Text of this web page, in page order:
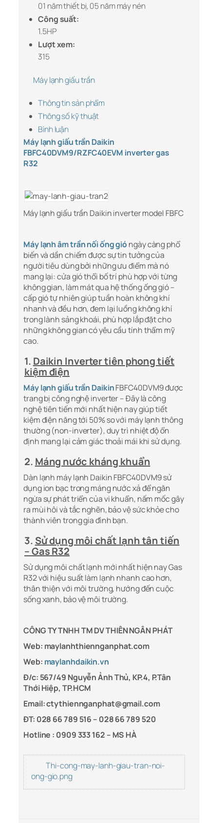
01 năm thiết bị, 05 năm máy nén
Công suất:
1.5HP
Lượt xem:
315
Máy lạnh giấu trần
Thông tin sản phẩm
Thông số kỹ thuật
Bình luận
Máy lạnh giấu trần Daikin
FBFC40DVM9/RZFC40EVM inverter gas
R32
Máy lạnh giấu trần Daikin inverter model FBFC
Máy lạnh âm trần nối ống gióngày càng phổ
biến và dần chiếm được sự tin tưởng của
người tiêu dùng bởi những ưu điểm mà nó
mang lại: cửa gió thổi bố trí phù hợp với từng
không gian, làm mát qua hệ thống ống gió –
cấp gió tự nhiên giúp tuần hoàn không khí
nhanh và đều hơn, đem lại luồng không khí
trong lành sảng khoái, phù hợp lắp đặt cho
những không gian có yêu cầu tính thẩm mỹ
cao.
1. Daikin Inverter tiên phong tiết
kiệm điện
Máy lạnh giấu trần DaikinFBFC40DVM9 được
trang bị công nghệ inverter – Đây là công
nghệ tiên tiến mới nhất hiện nay giúp tiết
kiệm điện năng tới 50% so với máy lạnh thông
thường (non-inverter), duy trì nhiệt độ ổn
định mang lại cảm giác thoải mái khi sử dụng.
2. Máng nước kháng khuẩn
Dàn lạnh máy lạnh Daikin FBFC40DVM9 sử
dụng ion bạc trong máng nước xả để ngăn
ngừa sự phát triển của vi khuẩn, nấm mốc gây
ra mùi hôi và tắc nghẽn, bảo vệ sức khỏe cho
thành viên trong gia đình bạn.
3. Sử dụng môi chất lạnh tân tiến
– Gas R32
Sử dụng môi chất lạnh mới nhất hiện nay Gas
R32 với hiệu suất làm lạnh nhanh cao hơn,
thân thiện với môi trường, hướng đến cuộc
sống xanh, bảo vệ môi trường.
CÔNG TY TNHH TM DV THIÊN NGÂN PHÁT
Web: maylanhthiennganphat.com
Web: maylanhdaikin.vn
Đ/c: 567/49 Nguyễn Ảnh Thủ, KP.4, P.Tân
Thới Hiệp, TP.HCM
Email: ctythiennganphat@gmail.com
ĐT: 028 66 789 516 – 028 66 789 520
Hotline : 0909 333 162 – MS HÀ
Thi-cong-may-lanh-giau-tran-noi-
ong-gio.png